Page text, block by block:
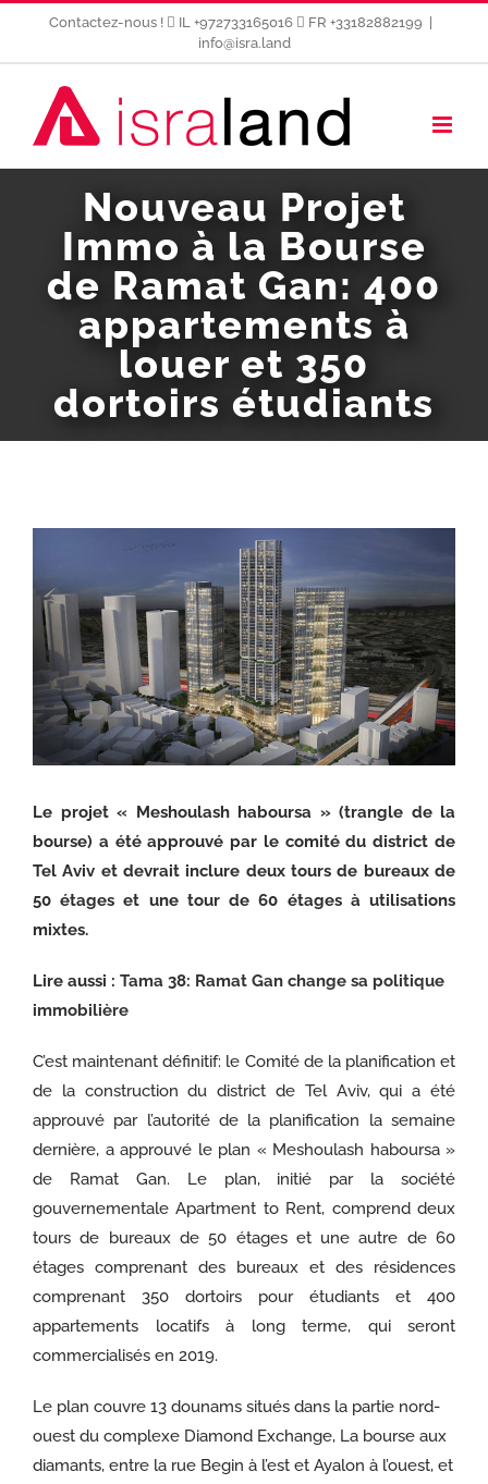
Contactez-nous ! IL +972733165016 FR +33182882199
info@isra.land
Nouveau Projet
Immo à la Bourse
de Ramat Gan: 400
appartements à
louer et 350
dortoirs étudiants
agrandie
Le projet « Meshoulash haboursa » (trangle de la
bourse) a été approuvé par le comité du district de
Tel Aviv et devrait inclure deux tours de bureaux de
50 étages et une tour de 60 étages à utilisations
mixtes.
Lire aussi : Tama 38: Ramat Gan change sa politique
immobilière
C’est maintenant définitif: le Comité de la planification et
de la construction du district de Tel Aviv, qui a été
approuvé par l’autorité de la planification la semaine
dernière, a approuvé le plan « Meshoulash haboursa »
de Ramat Gan. Le plan, initié par la société
gouvernementale Apartment to Rent, comprend deux
tours de bureaux de 50 étages et une autre de 60
étages comprenant des bureaux et des résidences
comprenant 350 dortoirs pour étudiants et 400
appartements locatifs à long terme, qui seront
commercialisés en 2019.
Le plan couvre 13 dounams situés dans la partie nord-
ouest du complexe Diamond Exchange, La bourse aux
diamants, entre la rue Begin à l’est et Ayalon à l’ouest, et